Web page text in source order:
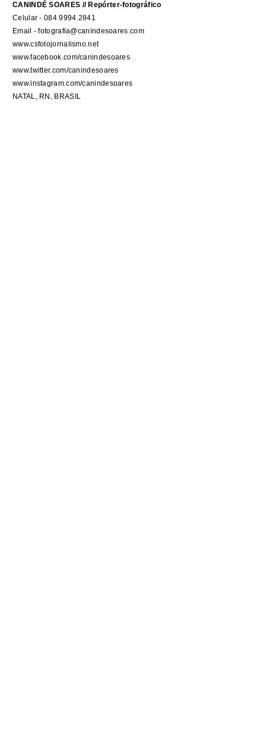
CANINDÉ SOARES // Repórter-fotográfico
Celular - 084 9994.2841
Email - fotografia@canindesoares.com
www.csfotojornalismo.net
www.facebook.com/canindesoares
www.twitter.com/canindesoares
www.instagram.com/canindesoares
NATAL, RN, BRASIL